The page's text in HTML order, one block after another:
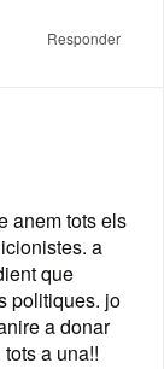
Responder
anem tots els
a
que
politiques. jo
a donar
a una!!